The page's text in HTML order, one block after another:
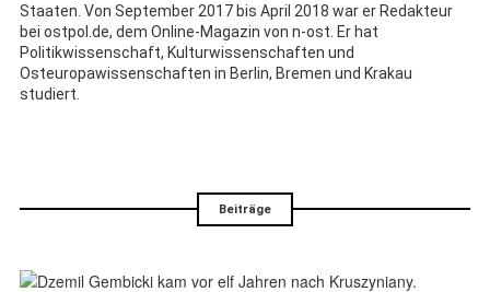
Staaten. Von September 2017 bis April 2018 war er Redakteur
bei ostpol.de, dem Online-Magazin von n-ost. Er hat
Politikwissenschaft, Kulturwissenschaften und
Osteuropawissenschaften in Berlin, Bremen und Krakau
studiert.
Beiträge